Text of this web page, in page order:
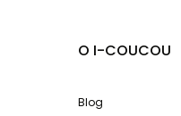
O I-COUCOU
Blog